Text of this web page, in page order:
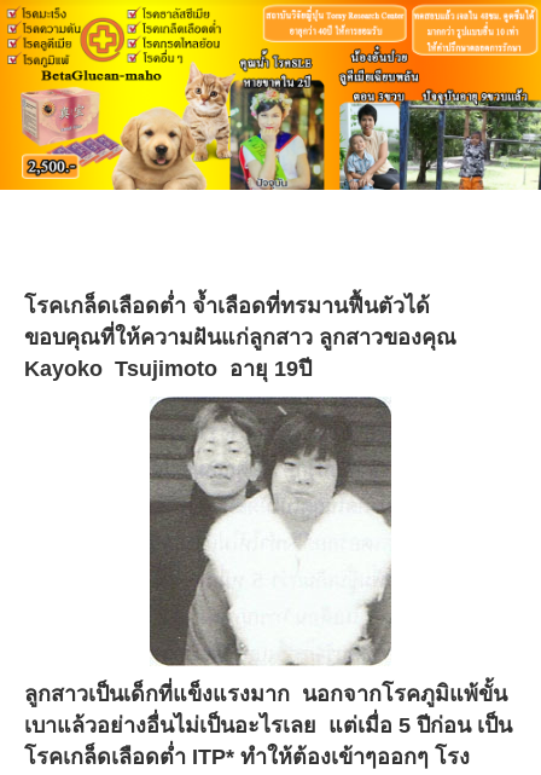
โรคเกล็ดเลือดต่ำ จ้ำเลือดที่ทรมานฟื้นตัวได้
ขอบคุณที่ให้ความฝันแก่ลูกสาว ลูกสาวของคุณ
Kayoko Tsujimoto อายุ 19ปี
ลูกสาวเป็นเด็กที่แข็งแรงมาก นอกจากโรคภูมิแพ้ขั้น
เบาแล้วอย่างอื่นไม่เป็นอะไรเลย แต่เมื่อ 5 ปีก่อน เป็น
โรคเกล็ดเลือดต่ำ ITP* ทำให้ต้องเข้าๆออกๆ โรง